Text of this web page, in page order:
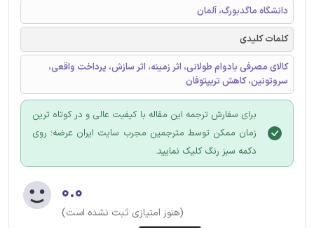
دانشگاه ماگدبورگ، آلمان
کلمات کلیدی
کالای مصرفی بادوام طولانی، اثر زمینه، اثر سازش، پرداخت واقعی،
سروتونین، کاهش تریپتوفان
برای سفارش ترجمه این مقاله با کیفیت عالی و در کوتاه ترین
زمان ممکن توسط مترجمین مجرب سایت ایران عرضه؛ روی
دکمه سبز رنگ کلیک نمایید.
۰.۰
(هنوز امتیازی ثبت نشده است)